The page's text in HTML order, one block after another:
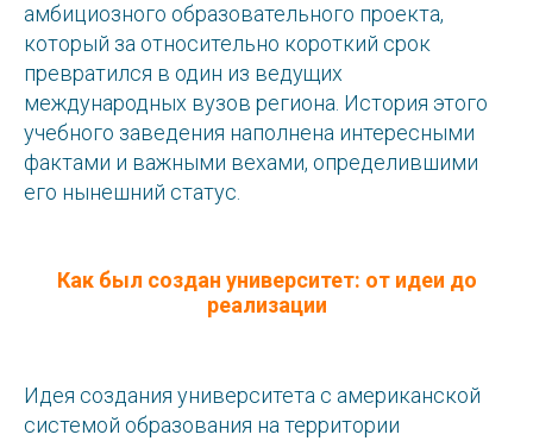
амбициозного образовательного проекта,
который за относительно короткий срок
превратился в один из ведущих
международных вузов региона. История этого
учебного заведения наполнена интересными
фактами и важными вехами, определившими
его нынешний статус.
Как был создан университет: от идеи до
реализации
Идея создания университета с американской
системой образования на территории